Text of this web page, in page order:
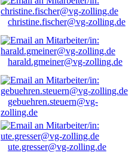
christine.fischer@vg-zolling.de
harald.gmeiner@vg-zolling.de
gebuehren.steuern@vg-
zolling.de
ute.gresser@vg-zolling.de